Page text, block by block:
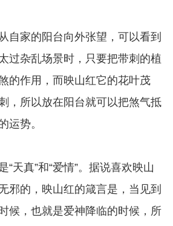
自家的阳台向外张望，可以看到
过杂乱场景时，只要把带刺的植
的作用，而映山红它的花叶茂
，所以放在阳台就可以把煞气抵
运势。
“天真”和“爱情”。据说喜欢映山
邪的，映山红的箴言是，当见到
候，也就是爱神降临的时候，所